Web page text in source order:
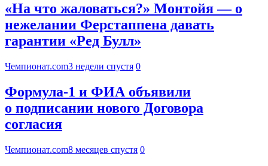
«На что жаловаться?» Монтойя — о
нежелании Ферстаппена давать
гарантии «Ред Булл»
Чемпионат.com3 недели спустя 0
Формула-1 и ФИА объявили
о подписании нового Договора
согласия
Чемпионат.com8 месяцев спустя 0